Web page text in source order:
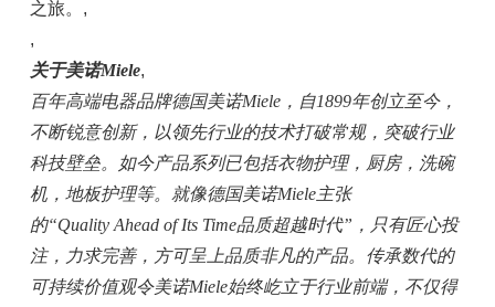
之旅。 ,
,
关于美诺Miele,
百年高端电器品牌德国美诺Miele，自1899年创立至今，
不断锐意创新，以领先行业的技术打破常规，突破行业
科技壁垒。如今产品系列已包括衣物护理，厨房，洗碗
机，地板护理等。就像德国美诺Miele主张
的“Quality Ahead of Its Time品质超越时代”， 只有匠心投
注，力求完善，方可呈上品质非凡的产品。传承数代的
可持续价值观令美诺Miele始终屹立于行业前端，不仅得